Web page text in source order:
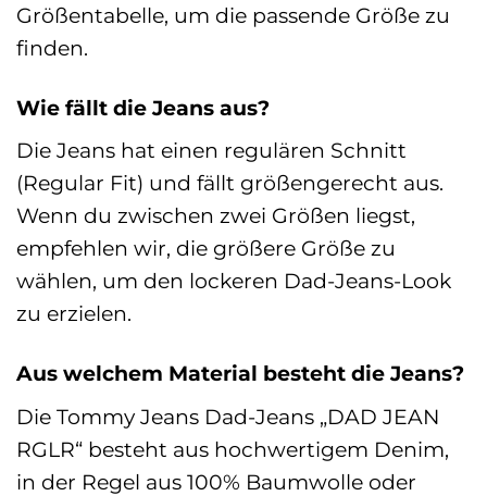
Größentabelle, um die passende Größe zu
finden.
Wie fällt die Jeans aus?
Die Jeans hat einen regulären Schnitt
(Regular Fit) und fällt größengerecht aus.
Wenn du zwischen zwei Größen liegst,
empfehlen wir, die größere Größe zu
wählen, um den lockeren Dad-Jeans-Look
zu erzielen.
Aus welchem Material besteht die Jeans?
Die Tommy Jeans Dad-Jeans „DAD JEAN
RGLR“ besteht aus hochwertigem Denim,
in der Regel aus 100% Baumwolle oder